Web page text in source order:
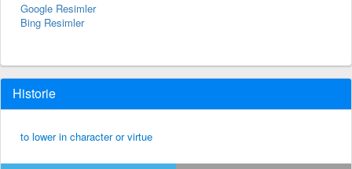
Google Resimler
Bing Resimler
Historie
to lower in character or virtue